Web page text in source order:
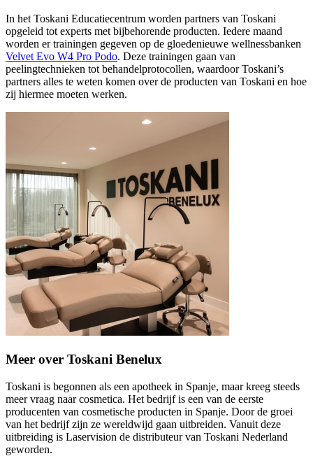
In het Toskani Educatiecentrum worden partners van Toskani
opgeleid tot experts met bijbehorende producten. Iedere maand
worden er trainingen gegeven op de gloedenieuwe wellnessbanken
Velvet Evo W4 Pro Podo. Deze trainingen gaan van
peelingtechnieken tot behandelprotocollen, waardoor Toskani’s
partners alles te weten komen over de producten van Toskani en hoe
zij hiermee moeten werken.
Meer over Toskani Benelux
Toskani is begonnen als een apotheek in Spanje, maar kreeg steeds
meer vraag naar cosmetica. Het bedrijf is een van de eerste
producenten van cosmetische producten in Spanje. Door de groei
van het bedrijf zijn ze wereldwijd gaan uitbreiden. Vanuit deze
uitbreiding is Laservision de distributeur van Toskani Nederland
geworden.